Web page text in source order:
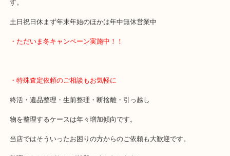
市・竹田市・宇佐市・日田市などで買取価格満足度No1を目指して
当店は通りに面していますのでお車でのご来店に優しい店舗です。
す。
土日祝日休まず年末年始のほかは年中無休営業中
・ただいま冬キャンペーン実施中！！